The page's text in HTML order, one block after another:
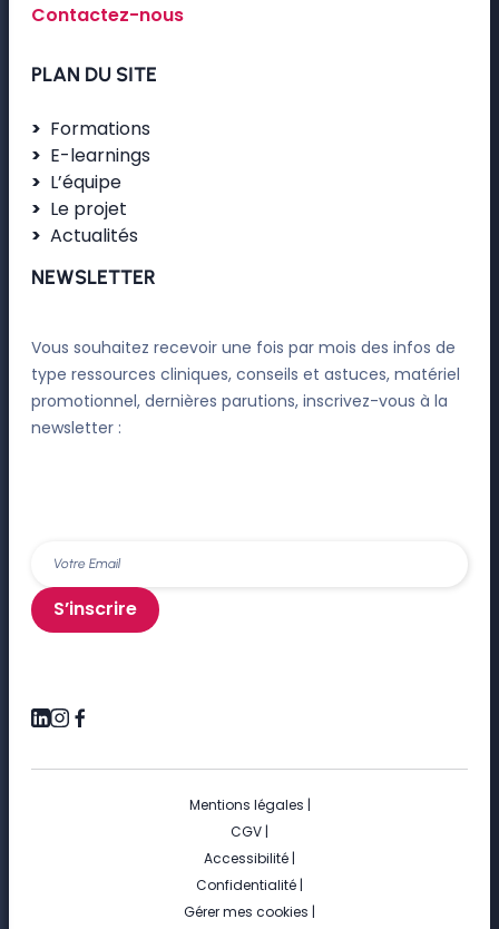
Contactez-nous
PLAN DU SITE
Formations
E-learnings
L’équipe
Le projet
Actualités
NEWSLETTER
Vous souhaitez recevoir une fois par mois des infos de
type ressources cliniques, conseils et astuces, matériel
promotionnel, dernières parutions, inscrivez-vous à la
newsletter :
S’inscrire
Mentions légales |
CGV |
Accessibilité |
Confidentialité |
Gérer mes cookies |